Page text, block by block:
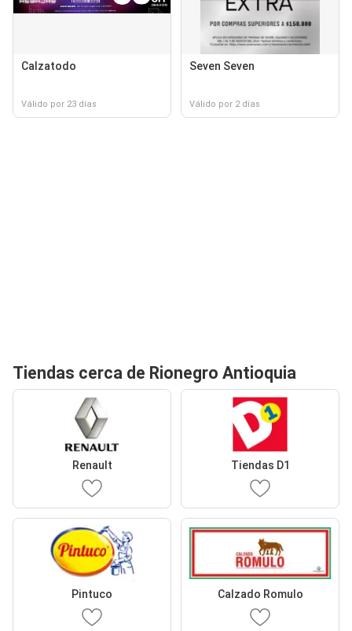
Calzatodo
Válido por 23 días
Seven Seven
Válido por 2 días
Tiendas cerca de Rionegro Antioquia
Renault Tiendas D1
Pintuco Calzado Romulo